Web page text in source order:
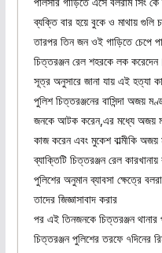
ব্যক্তি বার হয়ে বুকে ও মাথায় গুলি
তারপর তিন জন ওই গাড়িতে চেপে
চিত্তরঞ্জন রেল শহরকে লক
সূত্র অনুসারে জানা যায় এই হত্যা
পুলিশ চিত্তরঞ্জনের বাসিন্দা অজয়
জনকে আটক করেন,এর মধ্যে অজয়
কাজ করেন এবং মুকেশ বাল্মীকি অজয়
ব্যাক্তিটি চিত্তরঞ্জন রেল কারখানায়
পুলিশের অনুমান ব্যাবসা ক্ষেত্রে
তাদের জিজ্ঞাসাবাদ করার
পর এই তিনজনকে চিত্তরঞ্জন থানার
চিত্তরঞ্জন পুলিশের তরফে ৭দিনের